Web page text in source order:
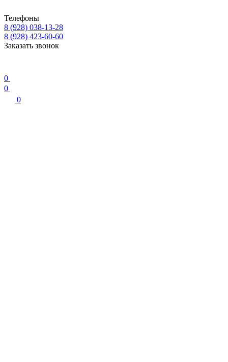
Телефоны
8 (928) 038-13-28
8 (928) 423-60-60
Заказать звонок
0
0
0